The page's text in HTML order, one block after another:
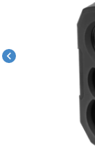
chevron_left